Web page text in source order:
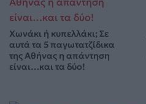
Χωνάκι ή κυπελλάκι; Σε
αυτά τα 5 παγωτατζίδικα
της Αθήνας η απάντηση
είναι…και τα δύο!